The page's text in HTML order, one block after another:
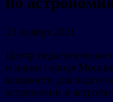
23 ноября 2021
Центр
и науки города
мощности для
астрономии и